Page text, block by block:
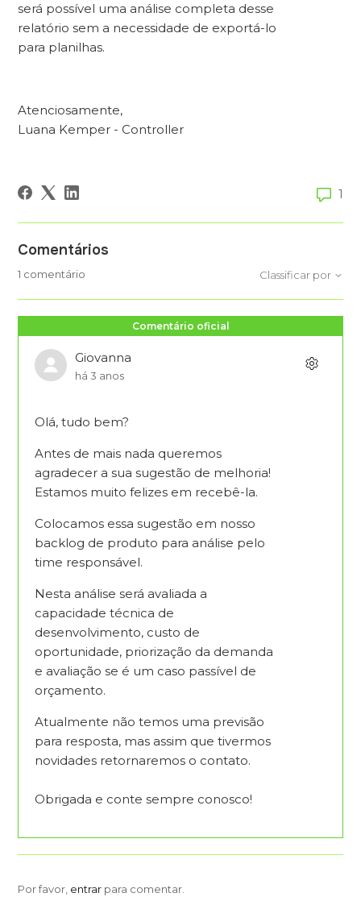
será possível uma análise completa desse
relatório sem a necessidade de exportá-lo
para planilhas.
Atenciosamente,
Luana Kemper - Controller
1
Comentários
1 comentário Classificar por
Comentário oficial
Giovanna
há 3 anos
Olá, tudo bem?
Antes de mais nada queremos
agradecer a sua sugestão de melhoria!
Estamos muito felizes em recebê-la.
Colocamos essa sugestão em nosso
backlog de produto para análise pelo
time responsável.
Nesta análise será avaliada a
capacidade técnica de
desenvolvimento, custo de
oportunidade, priorização da demanda
e avaliação se é um caso passível de
orçamento.
Atualmente não temos uma previsão
para resposta, mas assim que tivermos
novidades retornaremos o contato.
Obrigada e conte sempre conosco!
Por favor, entrar para comentar.